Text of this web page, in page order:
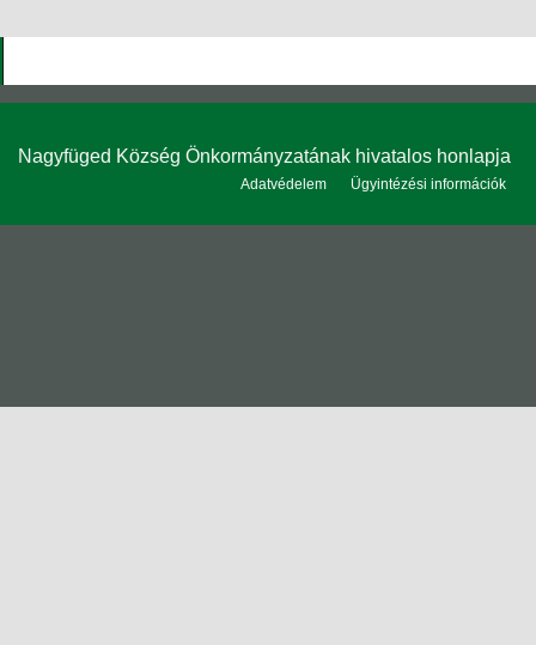
Nagyfüged Község Önkormányzatának hivatalos honlapja
Adatvédelem Ügyintézési információk